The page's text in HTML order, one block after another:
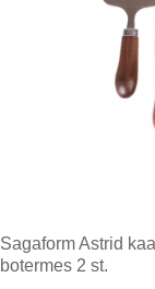
Sagaform Astrid
botermes 2 st.